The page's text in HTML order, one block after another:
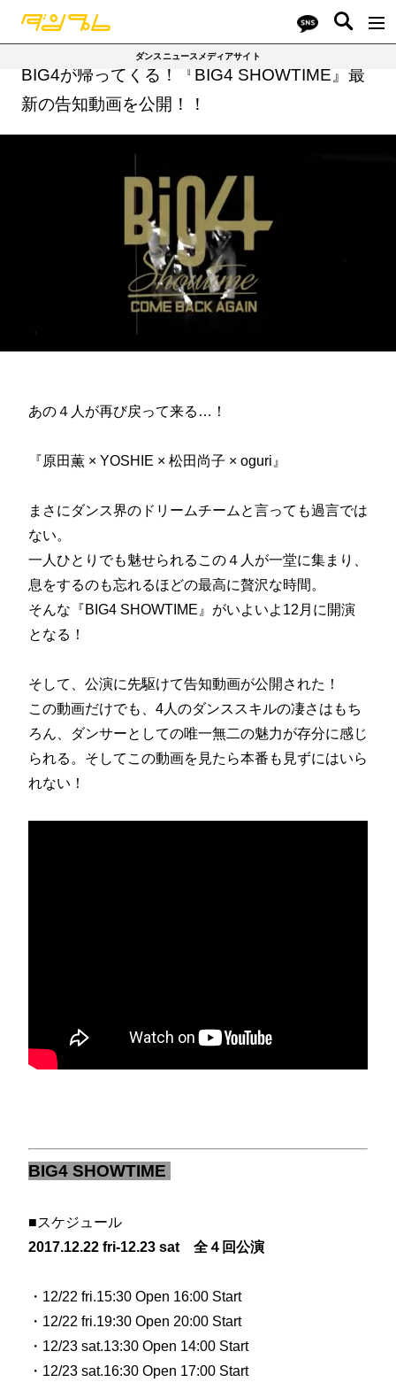
ダンスニュースメディアサイト
BIG4が帰ってくる！『BIG4 SHOWTIME』最
新の告知動画を公開！！
あの４人が再び戻って来る…！
『原田薫 × YOSHIE × 松田尚子 × oguri』
まさにダンス界のドリームチームと言っても過言では
ない。
一人ひとりでも魅せられるこの４人が一堂に集まり、
息をするのも忘れるほどの最高に贅沢な時間。
そんな『BIG4 SHOWTIME』がいよいよ12月に開演
となる！
そして、公演に先駆けて告知動画が公開された！
この動画だけでも、4人のダンススキルの凄さはもち
ろん、ダンサーとしての唯一無二の魅力が存分に感じ
られる。そしてこの動画を見たら本番も見ずにはいら
れない！
BIG4 SHOWTIME
■スケジュール
2017.12.22 fri-12.23 sat
全４回公演
・12/22 fri.15:30 Open 16:00 Start
・12/22 fri.19:30 Open 20:00 Start
・12/23 sat.13:30 Open 14:00 Start
・12/23 sat.16:30 Open 17:00 Start